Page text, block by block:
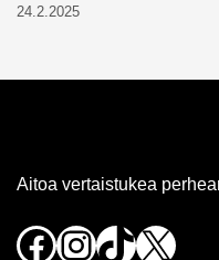
24.2.2025
Aitoa vertaistukea
Facebook
Instagram
TikTok
X